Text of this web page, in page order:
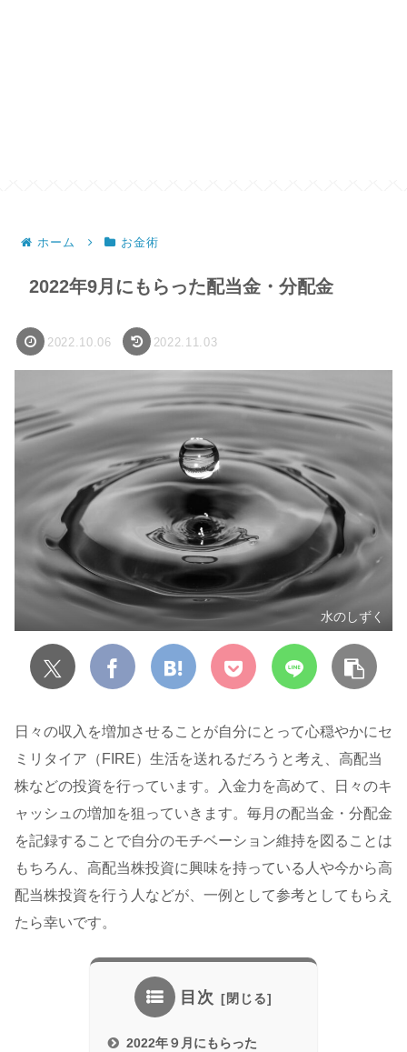
ホーム お金術
2022年9月にもらった配当金・分配金
2022.10.06 2022.11.03
水のしずく
日々の収入を増加させることが自分にとって心穏やかにセ
ミリタイア（FIRE）生活を送れるだろうと考え、高配当
株などの投資を行っています。入金力を高めて、日々のキ
ャッシュの増加を狙っていきます。毎月の配当金・分配金
を記録することで自分のモチベーション維持を図ることは
もちろん、高配当株投資に興味を持っている人や今から高
配当株投資を行う人などが、一例として参考としてもらえ
たら幸いです。
目次
2022年９月にもらった